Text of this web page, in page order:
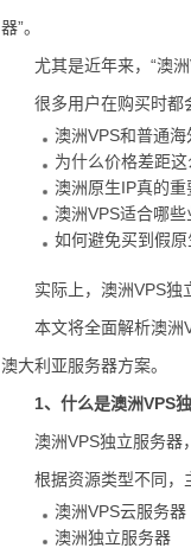
器”。
尤其是近年来，“澳
很多用户在购买时都
澳洲VPS和普通海
为什么价格差距这
澳洲原生IP真的重
澳洲VPS适合哪些
如何避免买到假原
实际上，澳洲VPS独
本文将全面解析澳洲
澳大利亚服务器方案。
1、什么是澳洲VPS
澳洲VPS独立服务器
根据资源类型不同，
澳洲VPS云服务器
澳洲独立服务器